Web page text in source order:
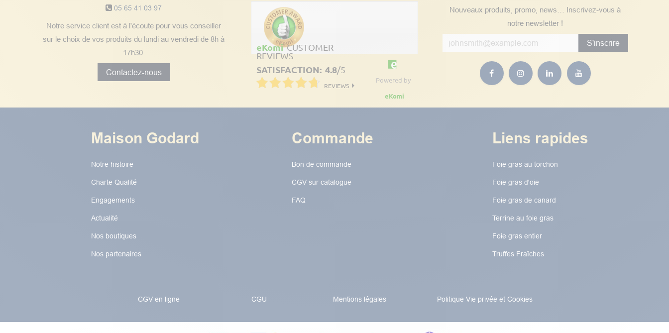
05 65 41 03 97
Notre service client est à l'écoute pour vous conseiller
sur le choix de vos produits du lundi au vendredi de 8h à
17h30.
Contactez-nous
eKomi CUSTOMER
REVIEWS
SATISFACTION: 4.8/5
REVIEWS
Powered by
eKomi
Nouveaux produits, promo, news… Inscrivez-vous à
notre newsletter !
S'inscrire
Maison Godard
Notre histoire
Charte Qualité
Engagements
Actualité
Nos boutiques
Nos partenaires
Commande
Bon de commande
CGV sur catalogue
FAQ
Liens rapides
Foie gras au torchon​​​​
Foie gras d'oie
Foie gras de canard
Terrine au foie gras
Foie gras entier
Truffes Fraîches
CGV en ligne CGU Mentions légales Politique Vie privée et Cookies